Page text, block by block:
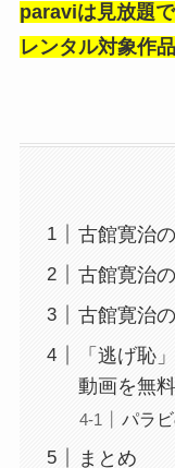
paraviは見放題
レンタル対象作品
古館寛治
古館寛治
古館寛治
「逃げ恥
動画を無
パラ
まとめ